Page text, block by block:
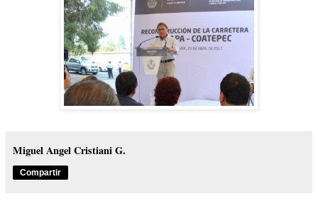
Miguel Angel Cristiani G.
Compartir